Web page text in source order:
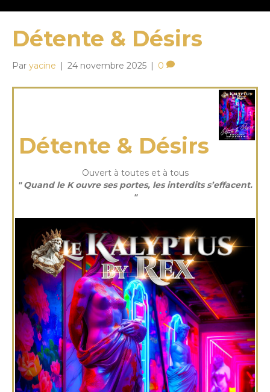
Détente & Désirs
Par yacine | 24 novembre 2025 | 0
Détente & Désirs
Ouvert à toutes et à tous
" Quand le K ouvre ses portes, les interdits s’effacent.
"